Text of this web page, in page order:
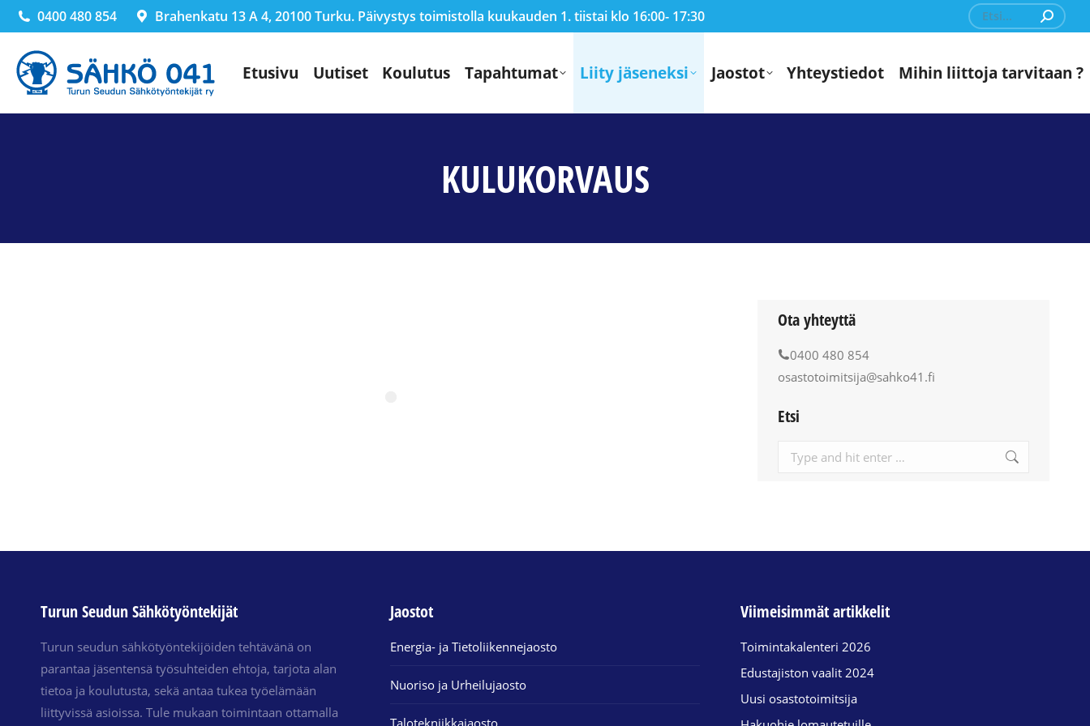
0400 480 854 Brahenkatu 13 A 4, 20100 Turku. Päivystys toimistolla kuukauden 1. tiistai klo 16:00- 17:30 Search:
Etusivu Uutiset Koulutus Tapahtumat Liity jäseneksi Jaostot Yhteystiedot Mihin liittoja tarvitaan ?
KULUKORVAUS
Ota yhteyttä
0400 480 854
osastotoimitsija@sahko41.fi
Etsi
Search:
Turun Seudun Sähkötyöntekijät
Turun seudun sähkötyöntekijöiden tehtävänä on
parantaa jäsentensä työsuhteiden ehtoja, tarjota alan
tietoa ja koulutusta, sekä antaa tukea työelämään
liittyvissä asioissa. Tule mukaan toimintaan ottamalla
Jaostot
Energia- ja Tietoliikennejaosto
Nuoriso ja Urheilujaosto
Talotekniikkajaosto
Viimeisimmät artikkelit
Toimintakalenteri 2026
Edustajiston vaalit 2024
Uusi osastotoimitsija